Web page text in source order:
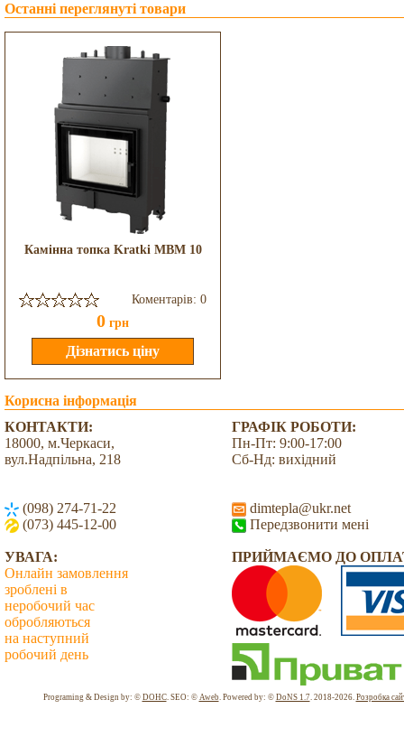
Останні переглянуті товари
Камінна топка Kratki MBM 10
Коментарів: 0
0 грн
Корисна інформація
КОНТАКТИ:
18000, м.Черкаси,
вул.Надпільна, 218
(098) 274-71-22
(073) 445-12-00
ГРАФІК РОБОТИ:
Пн-Пт: 9:00-17:00
Сб-Нд: вихідний
dimtepla@ukr.net
Передзвонити мені
УВАГА:
Онлайн замовлення
зроблені в
неробочий час
обробляються
на наступний
робочий день
ПРИЙМАЄМО ДО
Programing & Design by: © DOHC. SEO: © Aweb. Powered by: © DoNS 1.7. 2018-2026. Розробка